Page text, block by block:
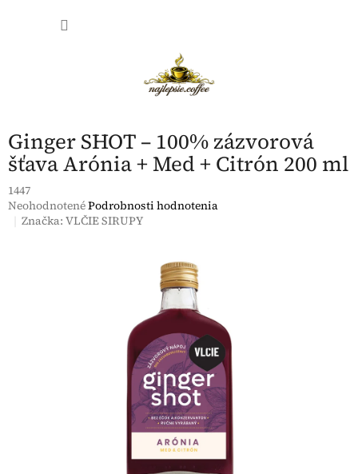
Ginger SHOT – 100% zázvorová
šťava Arónia + Med + Citrón 200 ml
1447
Priemerné
hodnotenie
NeohodnotenéPodrobnosti hodnotenia
Značka:VLČIE SIRUPY